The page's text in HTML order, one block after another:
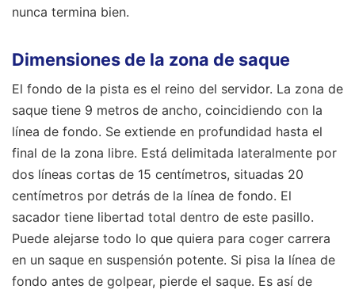
nunca termina bien.
Dimensiones de la zona de saque
El fondo de la pista es el reino del servidor. La zona de
saque tiene 9 metros de ancho, coincidiendo con la
línea de fondo. Se extiende en profundidad hasta el
final de la zona libre. Está delimitada lateralmente por
dos líneas cortas de 15 centímetros, situadas 20
centímetros por detrás de la línea de fondo. El
sacador tiene libertad total dentro de este pasillo.
Puede alejarse todo lo que quiera para coger carrera
en un saque en suspensión potente. Si pisa la línea de
fondo antes de golpear, pierde el saque. Es así de